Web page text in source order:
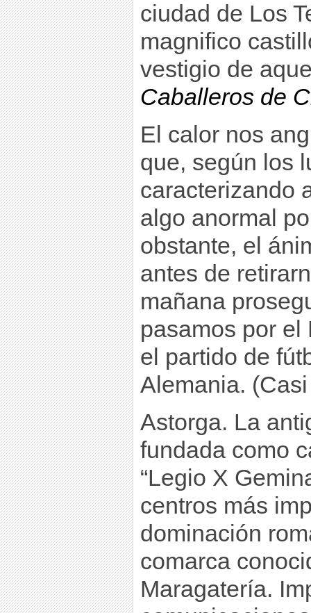
ciudad de Los
magnifico
vestigio de
Caballeros de
El calor nos
que, según los
caracterizando
algo anormal
obstante, el
antes de
mañana
pasamos por el
el partido de
Alemania.
Astorga. La
fundada como
“Legio X
centros más
dominación
comarca
Maragatería.